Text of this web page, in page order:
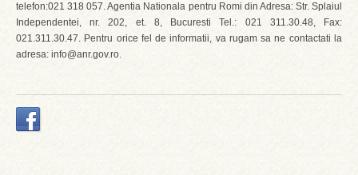
telefon:021 318 057. Agentia Nationala pentru Romi din Adresa: Str. Splaiul
Independentei, nr. 202, et. 8, Bucuresti Tel.: 021 311.30.48, Fax:
021.311.30.47. Pentru orice fel de informatii, va rugam sa ne contactati la
adresa: info@anr.gov.ro.